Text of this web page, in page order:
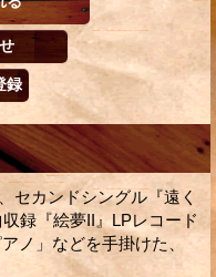
セカンドシングル『遠く
録『絵夢II』LPレコード
ノ」などを手掛けた、